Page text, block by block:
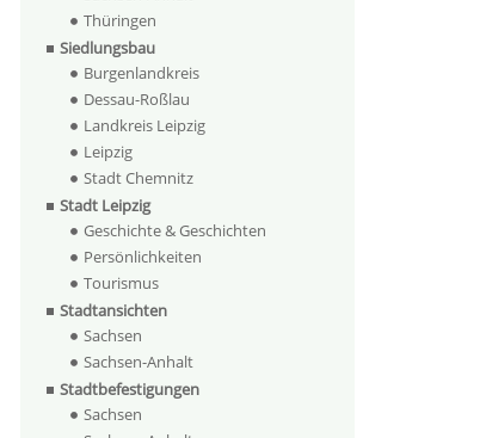
Thüringen
Siedlungsbau
Burgenlandkreis
Dessau-Roßlau
Landkreis Leipzig
Leipzig
Stadt Chemnitz
Stadt Leipzig
Geschichte & Geschichten
Persönlichkeiten
Tourismus
Stadtansichten
Sachsen
Sachsen-Anhalt
Stadtbefestigungen
Sachsen